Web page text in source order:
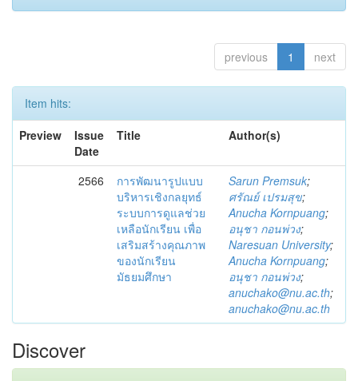
previous 1 next
Item hits:
Preview
Issue
Date
Title Author(s)
2566
การพัฒนารูปแบบ
บริหารเชิงกลยุทธ์
ระบบการดูแลช่วย
เหลือนักเรียน เพื่อ
เสริมสร้างคุณภาพ
ของนักเรียน
มัธยมศึกษา
Sarun Premsuk;
ศรัณย์ เปรมสุข;
Anucha Kornpuang;
อนุชา กอนพ่วง;
Naresuan University;
Anucha Kornpuang;
อนุชา กอนพ่วง;
anuchako@nu.ac.th;
anuchako@nu.ac.th
Discover